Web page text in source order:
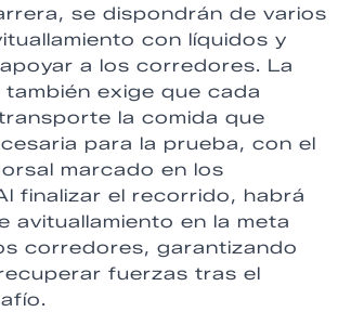
se dispondrán de varios
con líquidos y
a los corredores. La
exige que cada
la comida que
para la prueba, con el
marcado en los
finalizar el recorrido, habrá
avituallamiento en la meta
corredores, garantizando
fuerzas tras el